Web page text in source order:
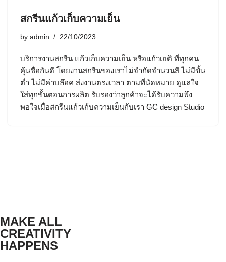
สกรีนแก้วเก็บความเย็น
by admin 22/10/2023
บริการงานสกรีน แก้วเก็บความเย็น หรือแก้วเยติ ที่ทุกคน
คุ้นชื่อกันดี โดยงานสกรีนของเราไม่จำกัดจำนวนสี ไม่มีขั้น
ต่ำ ไม่มีค่าบล๊อค ส่งงานตรงเวลา ตามที่นัดหมาย ดูแลใจ
ใส่ทุกขั้นตอนการผลิต รับรองว่าลูกค้าจะได้รับความพึง
พอใจเมื่อสกรีนแก้วเก้บความเย็นกับเรา GC design Studio
MAKE ALL
CREATIVITY
HAPPENS